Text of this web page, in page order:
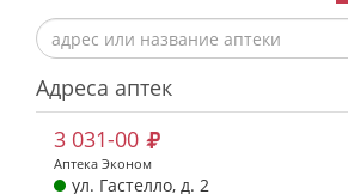
Адреса аптек
3 031-00
Аптека Эконом
ул. Гастелло, д. 2